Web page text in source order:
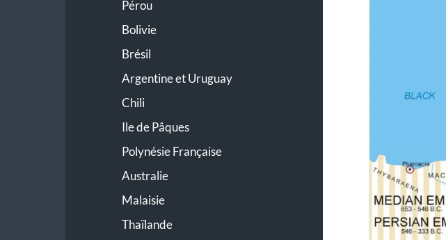
Pérou
Bolivie
Brésil
Argentine et Uruguay
Chili
Ile de Pâques
Polynésie Française
Australie
Malaisie
Thaïlande